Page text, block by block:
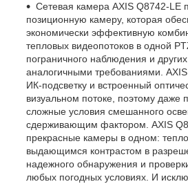
Сетевая камера AXIS Q8742-LE
позиционную камеру, которая
экономически эффективную
тепловых видеопотоков в одной
пограничного наблюдения и
аналогичными требованиями.
ИК-подсветку и встроенный
визуальном потоке, поэтому даже
сложные условия смешанного
сдерживающим фактором. AXIS
прекрасные камеры в одном:
выдающимся контрастом в
надежного обнаружения и
любых погодных условиях. И